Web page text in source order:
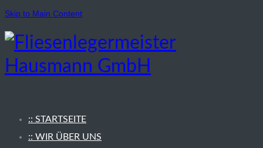
Skip to Main Content
:: STARTSEITE
:: WIR ÜBER UNS